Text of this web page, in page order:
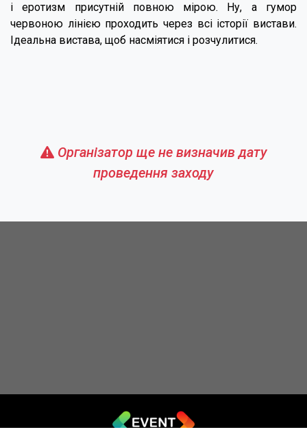
і еротизм присутній повною мірою. Ну, а гумор
червоною лінією проходить через всі історії вистави.
Ідеальна вистава, щоб насміятися і розчулитися.
Організатор ще не визначив дату
проведення заходу